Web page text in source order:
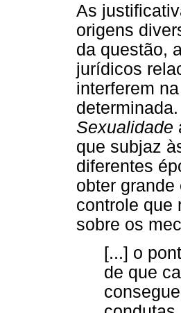
As
origens
da questão,
jurídicos
interferem
Sexualidade
que subjaz
diferentes
obter
controle que
sobre os
[...] o
de que